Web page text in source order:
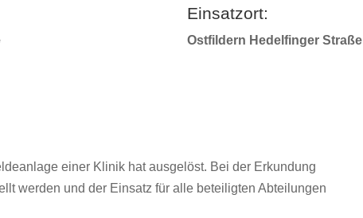
Einsatzort:
Ostfildern Hedelfinger Straße
einer Klinik hat ausgelöst. Bei der Erkundung
werden und der Einsatz für alle beteiligten Abteilungen